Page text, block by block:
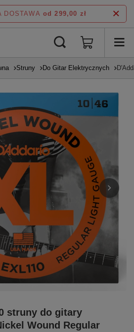
DOSTAWA od 299,00 zł
Struny Do Gitar Elektrycznych
struny do gitary
Wound Regular